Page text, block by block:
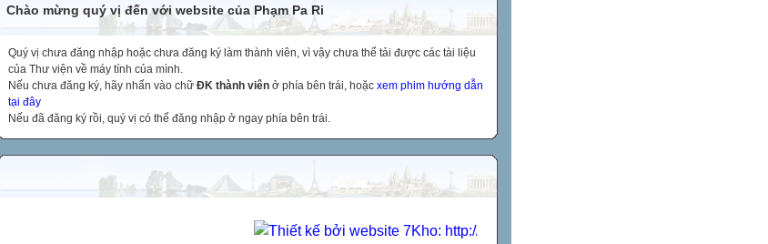
Chào mừng quý vị đến với website của Phạm Pa Ri
Quý vị chưa đăng nhập hoặc chưa đăng ký làm thành viên, vì vậy chưa thể tải được các tài liệu
của Thư viện về máy tính của mình.
Nếu chưa đăng ký, hãy nhấn vào chữ ĐK thành viên ở phía bên trái, hoặc xem phim hướng dẫn
tại đây
Nếu đã đăng ký rồi, quý vị có thể đăng nhập ở ngay phía bên trái.